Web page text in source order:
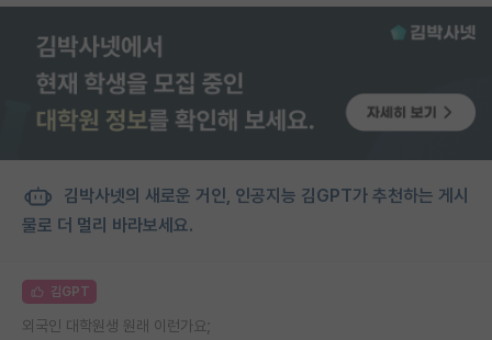
김박사넷의 새로운 거인, 인공지능 김GPT가 추천하는 게시
물로 더 멀리 바라보세요.
김GPT
외국인 대학원생 원래 이런가요;